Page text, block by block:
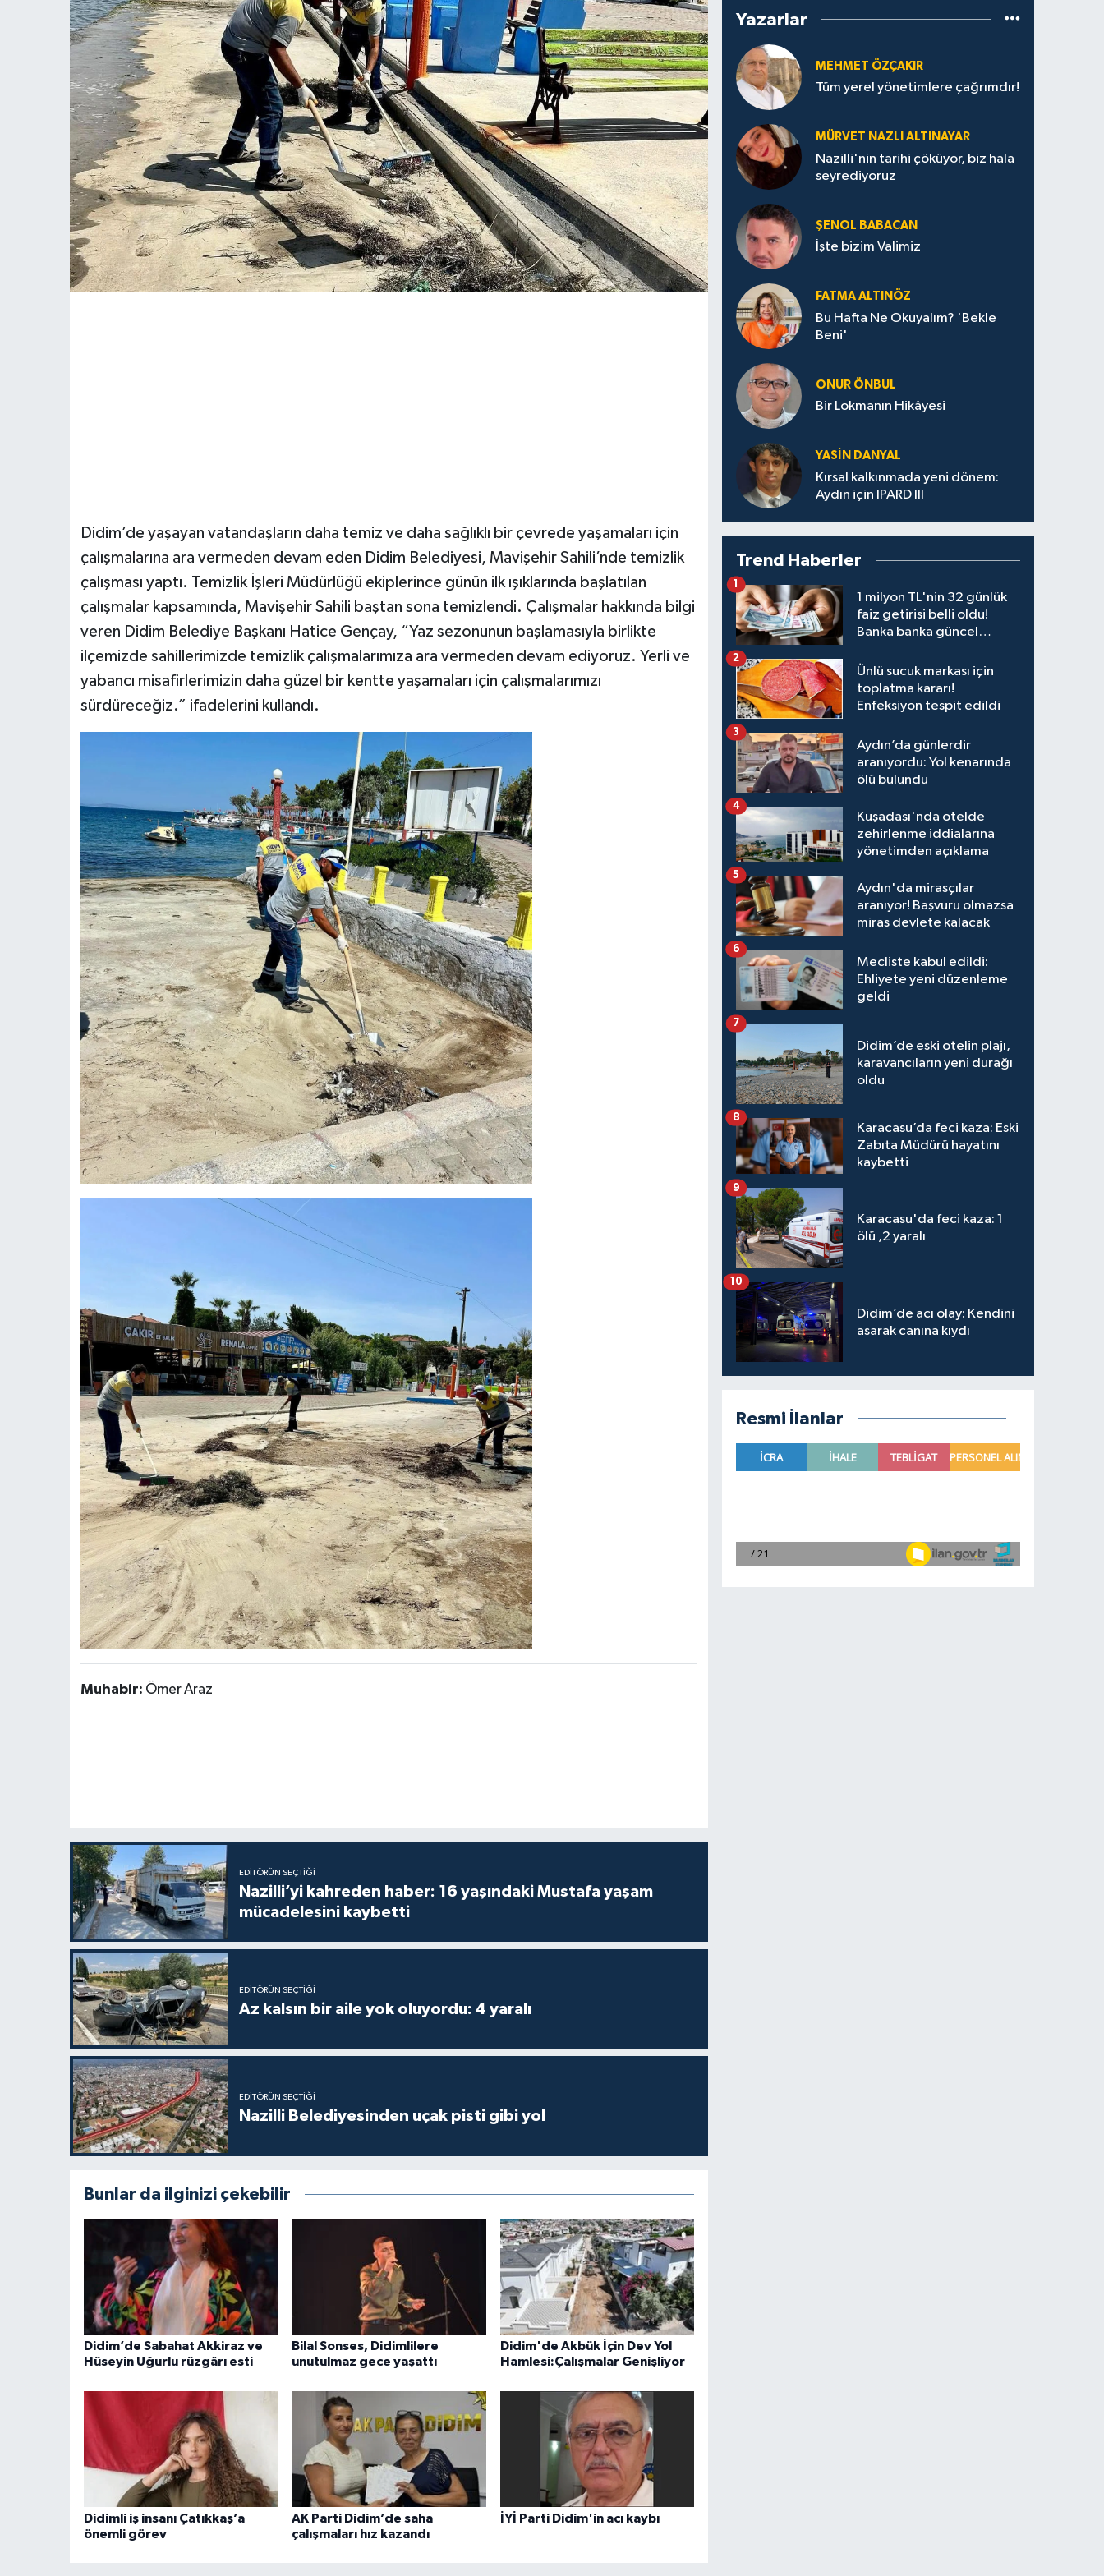
Didim’de yaşayan vatandaşların daha temiz ve daha sağlıklı bir çevrede yaşamaları için
çalışmalarına ara vermeden devam eden Didim Belediyesi, Mavişehir Sahili’nde temizlik
çalışması yaptı. Temizlik İşleri Müdürlüğü ekiplerince günün ilk ışıklarında başlatılan
çalışmalar kapsamında, Mavişehir Sahili baştan sona temizlendi. Çalışmalar hakkında bilgi
veren Didim Belediye Başkanı Hatice Gençay, “Yaz sezonunun başlamasıyla birlikte
ilçemizde sahillerimizde temizlik çalışmalarımıza ara vermeden devam ediyoruz. Yerli ve
yabancı misafirlerimizin daha güzel bir kentte yaşamaları için çalışmalarımızı
sürdüreceğiz.” ifadelerini kullandı.
Muhabir: Ömer Araz
EDITÖRÜN SEÇTIĞI
Nazilli’yi kahreden haber: 16 yaşındaki Mustafa yaşam
mücadelesini kaybetti
EDITÖRÜN SEÇTIĞI
Az kalsın bir aile yok oluyordu: 4 yaralı
EDITÖRÜN SEÇTIĞI
Nazilli Belediyesinden uçak pisti gibi yol
Bunlar da ilginizi çekebilir
Didim’de Sabahat Akkiraz ve
Hüseyin Uğurlu rüzgârı esti
Bilal Sonses, Didimlilere
unutulmaz gece yaşattı
Didim'de Akbük İçin Dev Yol
Hamlesi:Çalışmalar Genişliyor
Didimli iş insanı Çatıkkaş’a
önemli görev
AK Parti Didim’de saha
çalışmaları hız kazandı
İYİ Parti Didim'in acı kaybı
Yazarlar
MEHMET ÖZÇAKIR
Tüm yerel yönetimlere çağrımdır!
MÜRVET NAZLI ALTINAYAR
Nazilli'nin tarihi çöküyor, biz hala
seyrediyoruz
ŞENOL BABACAN
İşte bizim Valimiz
FATMA ALTINÖZ
Bu Hafta Ne Okuyalım? 'Bekle
Beni'
ONUR ÖNBUL
Bir Lokmanın Hikâyesi
YASIN DANYAL
Kırsal kalkınmada yeni dönem:
Aydın için IPARD III
Trend Haberler
1 milyon TL'nin 32 günlük
faiz getirisi belli oldu!
Banka banka güncel
1
Ünlü sucuk markası için
toplatma kararı!
Enfeksiyon tespit edildi
2
Aydın’da günlerdir
aranıyordu: Yol kenarında
ölü bulundu
3
Kuşadası'nda otelde
zehirlenme iddialarına
yönetimden açıklama
4
Aydın'da mirasçılar
aranıyor! Başvuru olmazsa
miras devlete kalacak
5
Mecliste kabul edildi:
Ehliyete yeni düzenleme
geldi
6
Didim’de eski otelin plajı,
karavancıların yeni durağı
oldu
7
Karacasu’da feci kaza: Eski
Zabıta Müdürü hayatını
kaybetti
8
Karacasu'da feci kaza: 1
ölü ,2 yaralı
9
Didim’de acı olay: Kendini
asarak canına kıydı
10
Resmi İlanlar